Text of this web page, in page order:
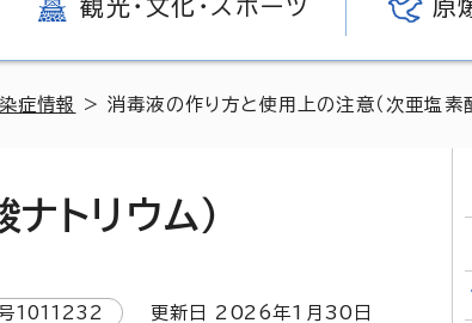
観光・文化・スポーツ 原
症情報 > 消毒液の作り方と使用上の注意（次亜塩素
トリウム）
1011232 更新日 2026年1月 30 日